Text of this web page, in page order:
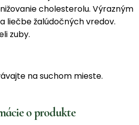
cholesterolu. Výrazným
liečbe žalúdočných vredov.
zuby.
na suchom mieste.
o produkte